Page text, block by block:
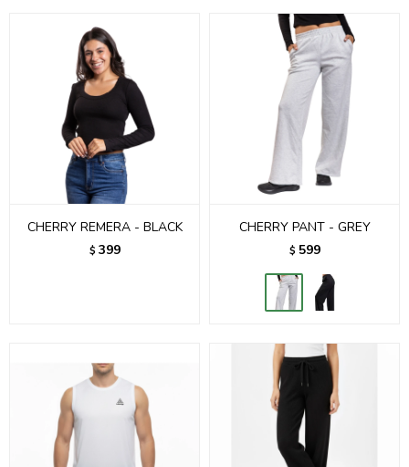
CHERRY REMERA - BLACK
$ 399
CHERRY PANT - GREY
$ 599